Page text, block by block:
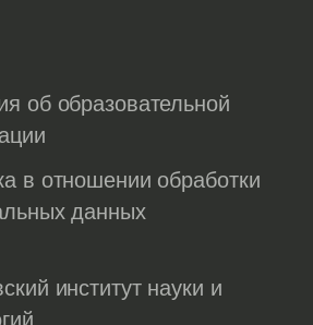
об образовательной
в отношении обработки
данных
институт науки и